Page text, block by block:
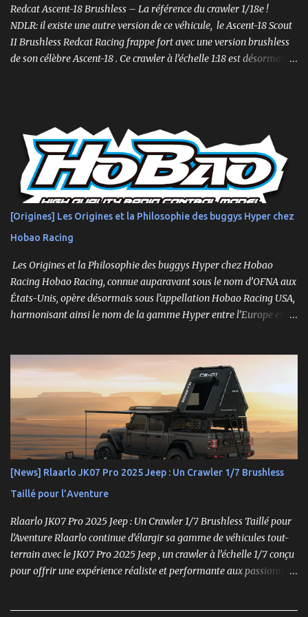
vitesse et la maniabilité sur des surfaces plus planes. Sa conception
plus étroite et plus bass...
Redcat Ascent-18 Brushless – La référence du crawler 1/18e !
NDLR: il existe une autre version de ce véhicule, le Ascent-18 Scout
II Brushless Redcat Racing frappe fort avec une version brushless
de son célèbre Ascent-18 . Ce crawler à l’échelle 1:18 est désormais
suréquipé, l’Ascent-18 Brushless offre des performances dignes
d’un modèle 1/10. Parfait pour des sessions en intérieur ou des
parcours en extérieur, il mêle qualité, puissance et précision .
Moteur brushless 3450kv + ESC 3 voies Servo métal 4kg Hexfly
HX-M4K Suspensions à huile avec capuchons aluminium
Roulements à billes, visserie hex, châssis aluminium 2mm Essieux
portiques avec pignons en métal Spools aluminium usinés 7mm
hexes + nouveau composé de pneus haute adhérence Nouvelle
[Origines] Les Origines et la Philosophie des buggys Hyper chez
Hobao Racing
Les Origines et la Philosophie des buggys Hyper chez Hobao
Racing Hobao Racing, connue auparavant sous le nom d’OFNA aux
États-Unis, opère désormais sous l’appellation Hobao Racing USA,
harmonisant ainsi le nom de la gamme Hyper entre l’Europe et les
Hyper, véritable référence pour les amateurs de buggys tout-
terrain, s’est imposée depuis son lancement dans les années 1990
comme un choix incontournable. Conçue pour répondre aux
exigences des pilotes compétitifs, elle se distingue par ses
performances optimales, sa robustesse et sa modularité, des
atouts essentiels sur les circuits off-road.
[News] Rlaarlo JK07 Pro 2025 Jeep : Un Crawler 1/7 Brushless
Taillé pour l’Aventure
Rlaarlo JK07 Pro 2025 Jeep : Un Crawler 1/7 Brushless Taillé pour
l’Aventure Rlaarlo continue d’élargir sa gamme de véhicules tout-
terrain avec le JK07 Pro 2025 Jeep , un crawler à l’échelle 1/7 conçu
pour offrir une expérience réaliste et performante aux passionnés